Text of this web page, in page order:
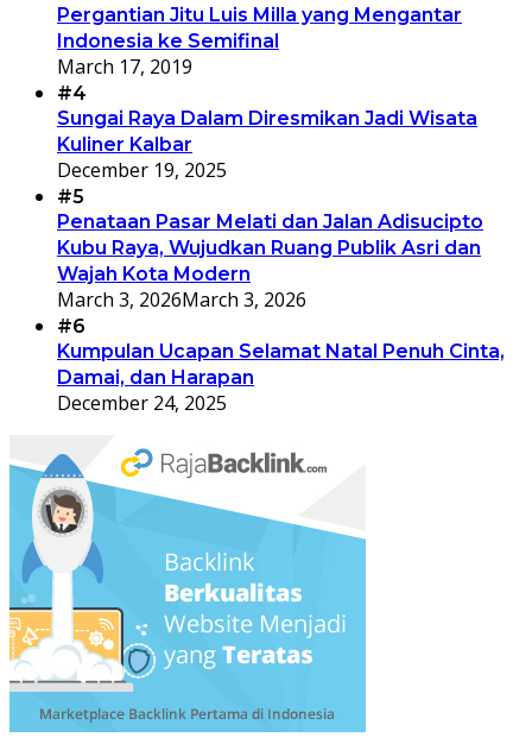
Pergantian Jitu Luis Milla yang Mengantar
Indonesia ke Semifinal
March 17, 2019
#4
Sungai Raya Dalam Diresmikan Jadi Wisata
Kuliner Kalbar
December 19, 2025
#5
Penataan Pasar Melati dan Jalan Adisucipto
Kubu Raya, Wujudkan Ruang Publik Asri dan
Wajah Kota Modern
March 3, 2026March 3, 2026
#6
Kumpulan Ucapan Selamat Natal Penuh Cinta,
Damai, dan Harapan
December 24, 2025